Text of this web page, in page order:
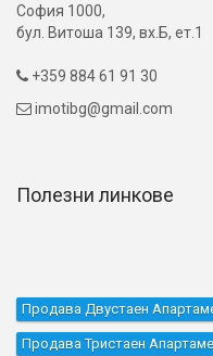
София 1000,
бул. Витоша 139, вх.Б, ет.1
 +359 884 61 91 30
 imotibg@gmail.com
Полезни линкове
Продава Двустаен
Продава Тристаен